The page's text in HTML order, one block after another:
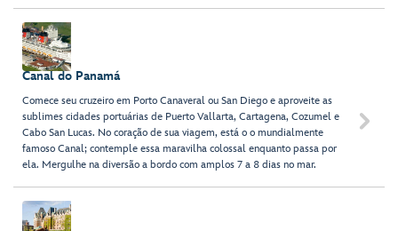
Canal do Panamá
Comece seu cruzeiro em Porto Canaveral ou San Diego e aproveite as
sublimes cidades portuárias de Puerto Vallarta, Cartagena, Cozumel e
Cabo San Lucas. No coração de sua viagem, está o o mundialmente
famoso Canal; contemple essa maravilha colossal enquanto passa por
ela. Mergulhe na diversão a bordo com amplos 7 a 8 dias no mar.
